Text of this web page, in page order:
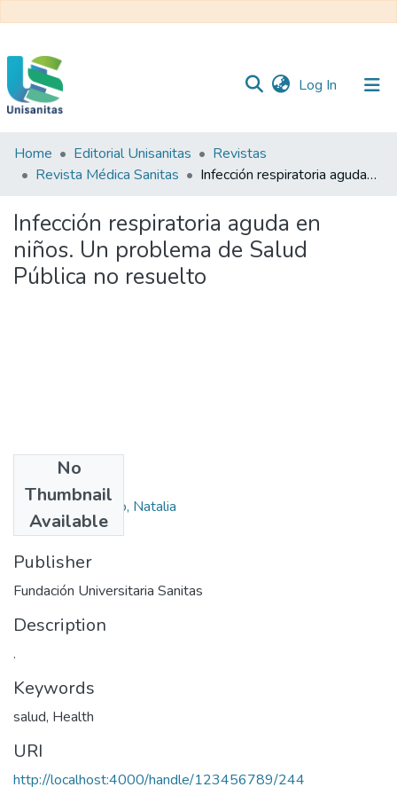
Log In (current)
Inicio
Web
Biblioteca
Home Editorial Unisanitas
Revistas
Revista Médica Sanitas
Infección respiratoria aguda en niños. Un problema de Salud Pública no resuelto
Infección respiratoria aguda en
niños. Un problema de Salud
Pública no resuelto
No
Thumbnail
Available
Authors
Restrepo Centeno, Natalia
Publisher
Fundación Universitaria Sanitas
Description
.
Keywords
salud, Health
URI
http://localhost:4000/handle/123456789/244